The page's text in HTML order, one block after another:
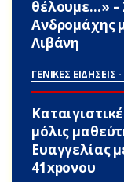
θέλουμε…» –
Ανδρομάχης
Λιβάνη
ΓΕΝΙΚΕΣ ΕΙΔΗΣΕΙΣ
μόλις
Ευαγγελίας
41xpονου